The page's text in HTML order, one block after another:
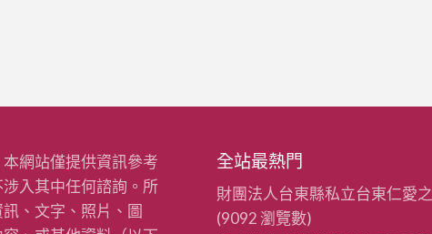
網站僅提供資訊參考
入其中任何諮詢。所
、文字、照片、圖
全站最熱門
財團法人台東縣私立台東仁愛
(9092 瀏覽數)